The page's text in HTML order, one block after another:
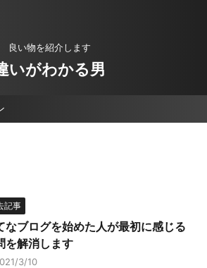
良い物を紹介します
いがわかる男
記事
なブログを始めた人が最初に感じる
を解消します
3/10